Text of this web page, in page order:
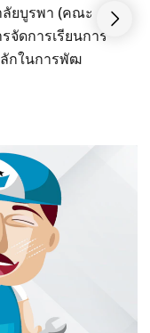
ลัยบูรพา (คณะ
จัดการเรียนการ
กในการพัฒ